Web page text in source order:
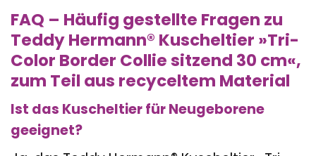
FAQ – Häufig gestellte Fragen zu
Teddy Hermann® Kuscheltier »Tri-
Color Border Collie sitzend 30 cm«,
zum Teil aus recyceltem Material
Ist das Kuscheltier für Neugeborene
geeignet?